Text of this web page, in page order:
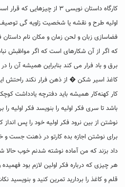
کارگاه داستان نویسی ۳ از
فضاسازی زبان و لحن زمان و مکان نام داستان
که اگر از آن شکارهای است که اگر مواظبش
برق و باد فرار می کند بنابراین همیشه آن را
کاغذ اسیر شکن � از ذهن فرار نکند راحتش
کار کهنه‌کار همیشه باید دفترچه یادداشت
باشد تا سری فکر اولیه را بنویسد فکر اولیه
نوشتن از بین نرود فکر اولیه خود را پس
برای نوشتن اجازه بده کارتو در ذهنت جست و
داد بزند که من آماده نوشته شدنم خوب حالا
هر چیزی که درباره فکر اولین لازم بود
قلم و کاغذ را بردارید تمرین کنید و بنویسید